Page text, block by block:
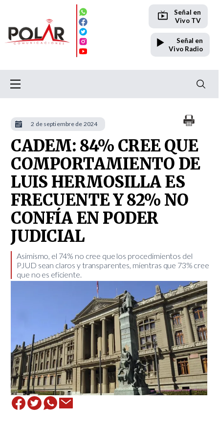
Señal en
Vivo TV
Señal en
Vivo Radio
CADEM: 84% CREE QUE
COMPORTAMIENTO DE
LUIS HERMOSILLA ES
FRECUENTE Y 82% NO
CONFÍA EN PODER
JUDICIAL
​Asimismo, el 74% no cree que los procedimientos del
PJUD sean claros y transparentes, mientras que 73% cree
que no es eficiente.
2 de septiembre de 2024